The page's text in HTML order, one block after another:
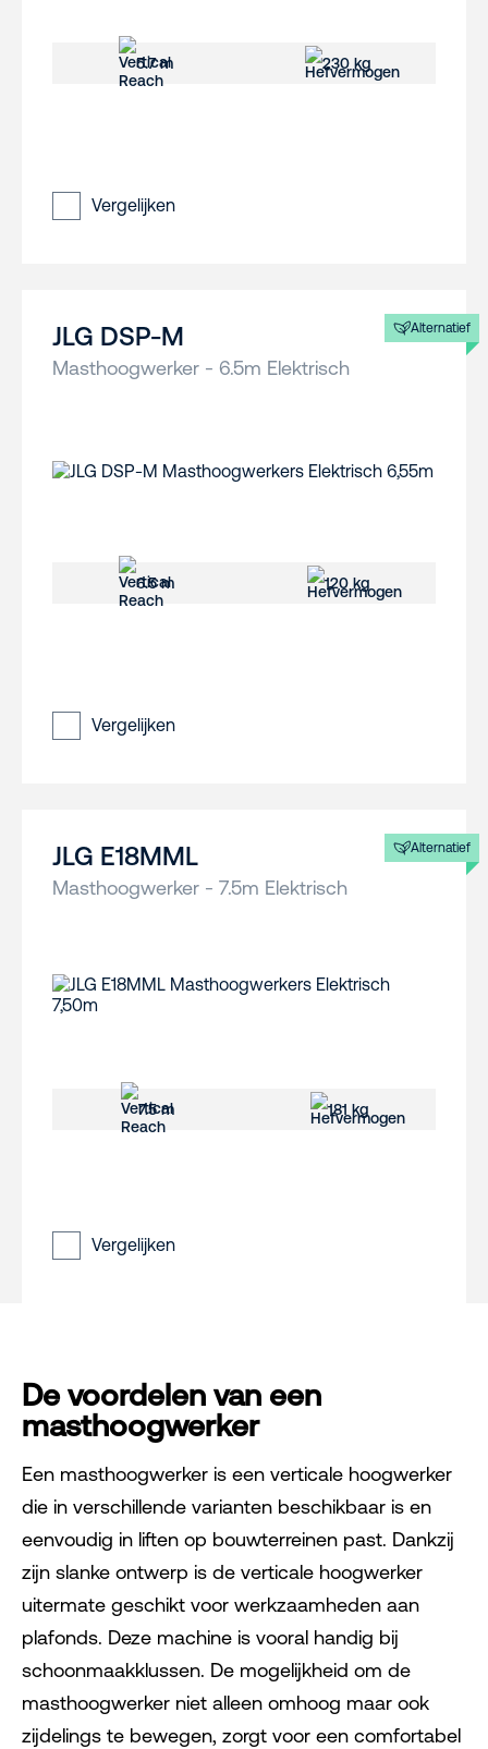
5.7 m 230 kg
Vergelijken
Alternatief
JLG DSP-M
Masthoogwerker - 6.5m Elektrisch
6.5 m 120 kg
Vergelijken
Alternatief
JLG E18MML
Masthoogwerker - 7.5m Elektrisch
7.5 m 181 kg
Vergelijken
De voordelen van een
masthoogwerker
Een masthoogwerker is een verticale hoogwerker
die in verschillende varianten beschikbaar is en
eenvoudig in liften op bouwterreinen past. Dankzij
zijn slanke ontwerp is de verticale hoogwerker
uitermate geschikt voor werkzaamheden aan
plafonds. Deze machine is vooral handig bij
schoonmaakklussen. De mogelijkheid om de
masthoogwerker niet alleen omhoog maar ook
zijdelings te bewegen, zorgt voor een comfortabel